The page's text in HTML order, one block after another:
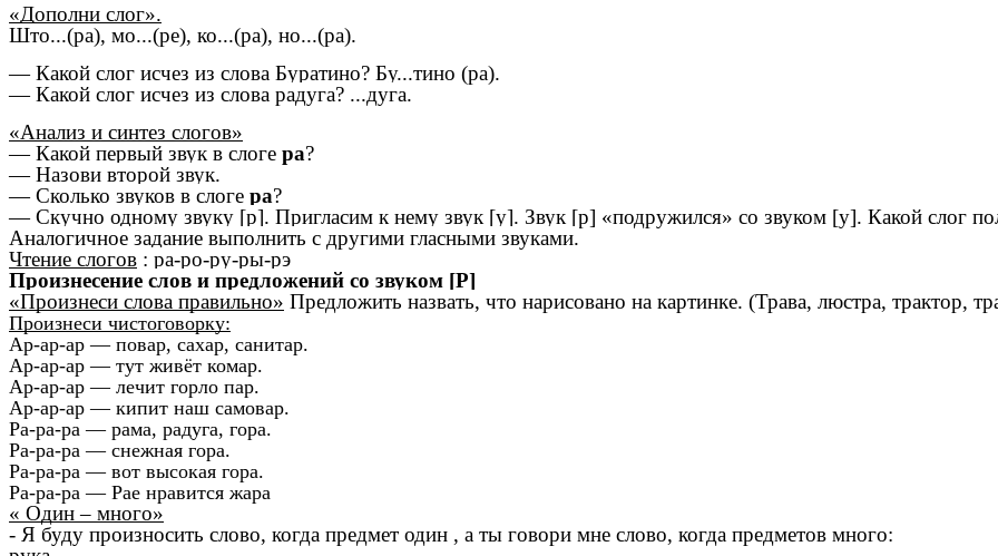
«Дополни слог».
Што...(ра), мо...(ре), ко...(ра), но...(ра).
— Какой слог исчез из слова Буратино? Бу...тино (ра).
— Какой слог исчез из слова радуга? ...дуга.
«Анализ и синтез слогов»
— Какой первый звук в слоге ра?
— Назови второй звук.
— Сколько звуков в слоге ра?
— Скучно одному звуку [р]. Пригласим к нему звук [у]. Звук [р] «подружился» со звуком [у]. Какой слог
Аналогичное задание выполнить с другими гласными звуками.
Чтение слогов : ра-ро-ру-ры-рэ
Произнесение слов и предложений со звуком [Р]
«Произнеси слова правильно» Предложить назвать, что нарисовано на картинке. (Трава, люстра, трактор,
Произнеси чистоговорку:
Ар-ар-ар — повар, сахар, санитар.
Ар-ар-ар — тут живёт комар.
Ар-ар-ар — лечит горло пар.
Ар-ар-ар — кипит наш самовар.
Ра-ра-ра — рама, радуга, гора.
Ра-ра-ра — снежная гора.
Ра-ра-ра — вот высокая гора.
Ра-ра-ра — Рае нравится жара
« Один – много»
- Я буду произносить слово, когда предмет один , а ты говори мне слово, когда предметов много: